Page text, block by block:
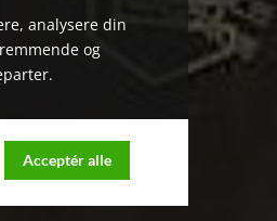
analysere din
og
Acceptér alle